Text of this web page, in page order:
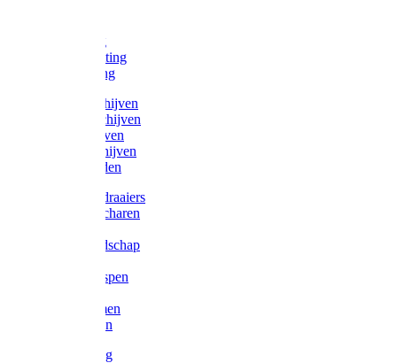
Voetketting
Scheepsketting
Victorketting
Afbraamschijven
Doorslijpschijven
Lamelschijven
Diamantschijven
Laselektroden
Schroevendraaiers
Tangen / Scharen
Meetgereedschap
Vijlen / Raspen
Lijmklemmen
Waterpassen
Bouwbeslag